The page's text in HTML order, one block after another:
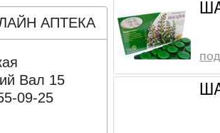
АПТЕКА
Вал 15
09-25